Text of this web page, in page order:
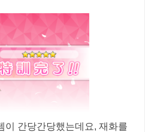
이 간당간당했는데요, 재화를